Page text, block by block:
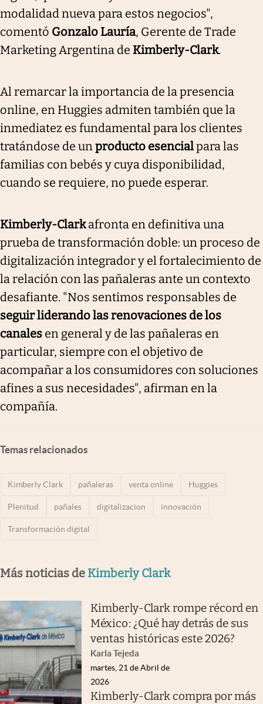
modalidad nueva para estos negocios",
comentó Gonzalo Lauría, Gerente de Trade
Marketing Argentina de Kimberly-Clark.
Al remarcar la importancia de la presencia
online, en Huggies admiten también que la
inmediatez es fundamental para los clientes
tratándose de unproducto esencialpara las
familias con bebés y cuya disponibilidad,
cuando se requiere, no puede esperar.
Kimberly-Clarkafronta en definitiva una
prueba de transformación doble: un proceso de
digitalización integrador y el fortalecimiento de
la relación con las pañaleras ante un contexto
desafiante. "Nos sentimos responsables de
seguir liderando las renovaciones de los
canales en general y de las pañaleras en
particular, siempre con el objetivo de
acompañar a los consumidores con soluciones
afines a sus necesidades", afirman en la
compañía.
Temas relacionados
Kimberly Clark pañaleras venta online Huggies
Plenitud pañales digitalizacion innovación
Transformación digital
Más noticias de Kimberly Clark
Kimberly-Clark rompe récord en
México: ¿Qué hay detrás de sus
ventas históricas este 2026?
Karla Tejeda
martes, 21 de Abril de
2026
Kimberly-Clark compra por más